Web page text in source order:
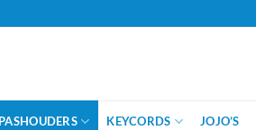
PASHOUDERS KEYCORDS JOJO’S